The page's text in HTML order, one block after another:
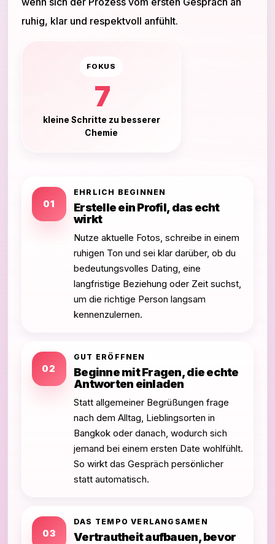
ruhig, klar und respektvoll anfühlt.
FOKUS
7
kleine Schritte zu besserer
Chemie
01
EHRLICH BEGINNEN
Erstelle ein Profil, das echt
wirkt
Nutze aktuelle Fotos, schreibe in einem
ruhigen Ton und sei klar darüber, ob du
bedeutungsvolles Dating, eine
langfristige Beziehung oder Zeit suchst,
um die richtige Person langsam
kennenzulernen.
02
GUT ERÖFFNEN
Beginne mit Fragen, die echte
Antworten einladen
Statt allgemeiner Begrüßungen frage
nach dem Alltag, Lieblingsorten in
Bangkok oder danach, wodurch sich
jemand bei einem ersten Date wohlfühlt.
So wirkt das Gespräch persönlicher
statt automatisch.
03
DAS TEMPO VERLANGSAMEN
Vertrautheit aufbauen, bevor